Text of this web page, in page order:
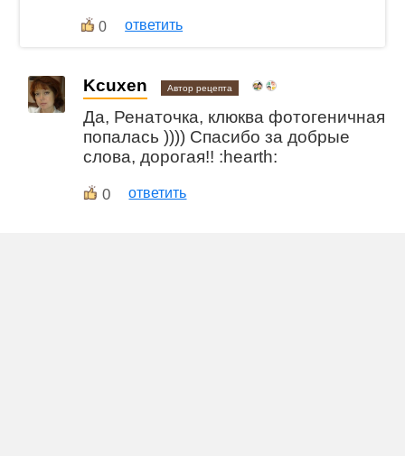
0 ответить
Kcuxen Автор рецепта
Да, Ренаточка, клюква фотогеничная
попалась )))) Спасибо за добрые
слова, дорогая!! :hearth:
0 ответить